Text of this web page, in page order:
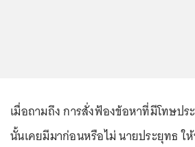
เมื่อถามถึง การสั่งฟ้องข้อหาที่มีโทษปร
นั้นเคยมีมาก่อนหรือไม่ นายประยุทธ ใ